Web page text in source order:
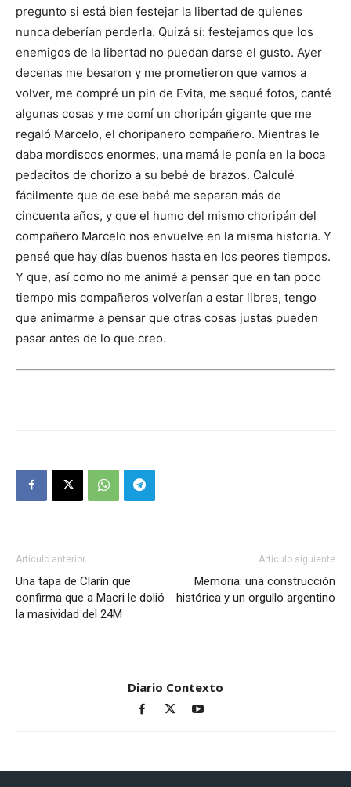
pregunto si está bien festejar la libertad de quienes
nunca deberían perderla. Quizá sí: festejamos que los
enemigos de la libertad no puedan darse el gusto. Ayer
decenas me besaron y me prometieron que vamos a
volver, me compré un pin de Evita, me saqué fotos, canté
algunas cosas y me comí un choripán gigante que me
regaló Marcelo, el choripanero compañero. Mientras le
daba mordiscos enormes, una mamá le ponía en la boca
pedacitos de chorizo a su bebé de brazos. Calculé
fácilmente que de ese bebé me separan más de
cincuenta años, y que el humo del mismo choripán del
compañero Marcelo nos envuelve en la misma historia. Y
pensé que hay días buenos hasta en los peores tiempos.
Y que, así como no me animé a pensar que en tan poco
tiempo mis compañeros volverían a estar libres, tengo
que animarme a pensar que otras cosas justas pueden
pasar antes de lo que creo.
Artículo anterior
Una tapa de Clarín que
confirma que a Macri le dolió
la masividad del 24M
Artículo siguiente
Memoria: una construcción
histórica y un orgullo argentino
Diario Contexto